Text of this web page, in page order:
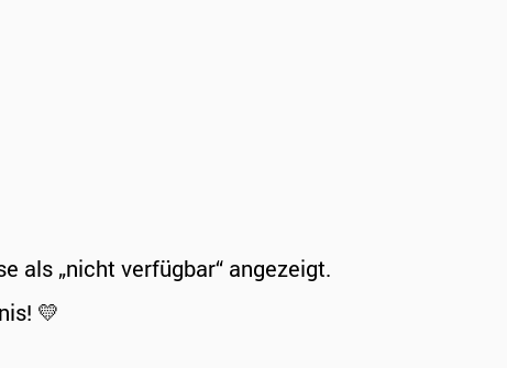
als „nicht verfügbar“ angezeigt.
💛